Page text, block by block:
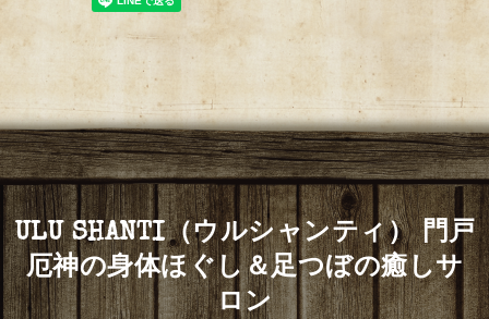
ULU SHANTI（ウルシャンティ） 門戸
厄神の身体ほぐし＆足つぼの癒しサ
ロン